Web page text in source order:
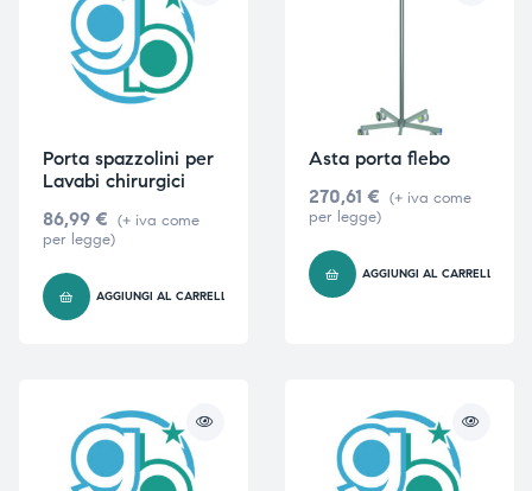
Porta spazzolini per
Lavabi chirurgici
86,99 € (+ iva come
per legge)
AGGIUNGI AL CARRELLO
Asta porta flebo
270,61 € (+ iva come
per legge)
AGGIUNGI AL CARRELLO